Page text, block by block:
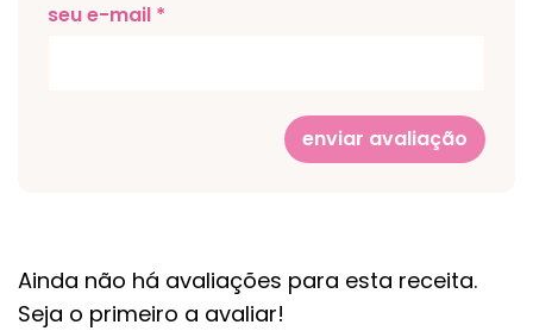
seu e-mail *
enviar avaliação
Ainda não há avaliações para esta receita.
Seja o primeiro a avaliar!